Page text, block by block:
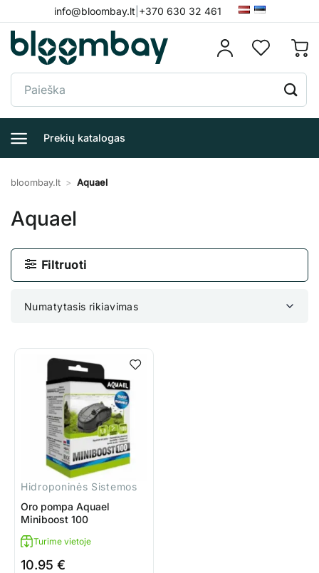
to
content
info@bloombay.lt +370 630 32 461
Ieškoti:
Prekių katalogas
bloombay.lt > Aquael
Aquael
Filtruoti
Numatytasis rikiavimas
Hidroponinės Sistemos
Oro pompa Aquael
Miniboost 100
Turime vietoje
10.95 €